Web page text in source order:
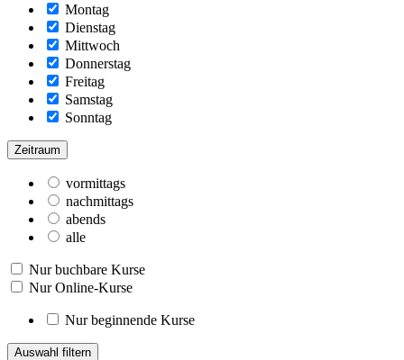
Montag
Dienstag
Mittwoch
Donnerstag
Freitag
Samstag
Sonntag
Zeitraum
vormittags
nachmittags
abends
alle
Nur buchbare Kurse
Nur Online-Kurse
Nur beginnende Kurse
Auswahl filtern